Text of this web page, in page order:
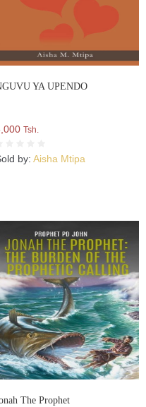
YA UPENDO
Tsh.
by: Aisha Mtipa
The Prophet